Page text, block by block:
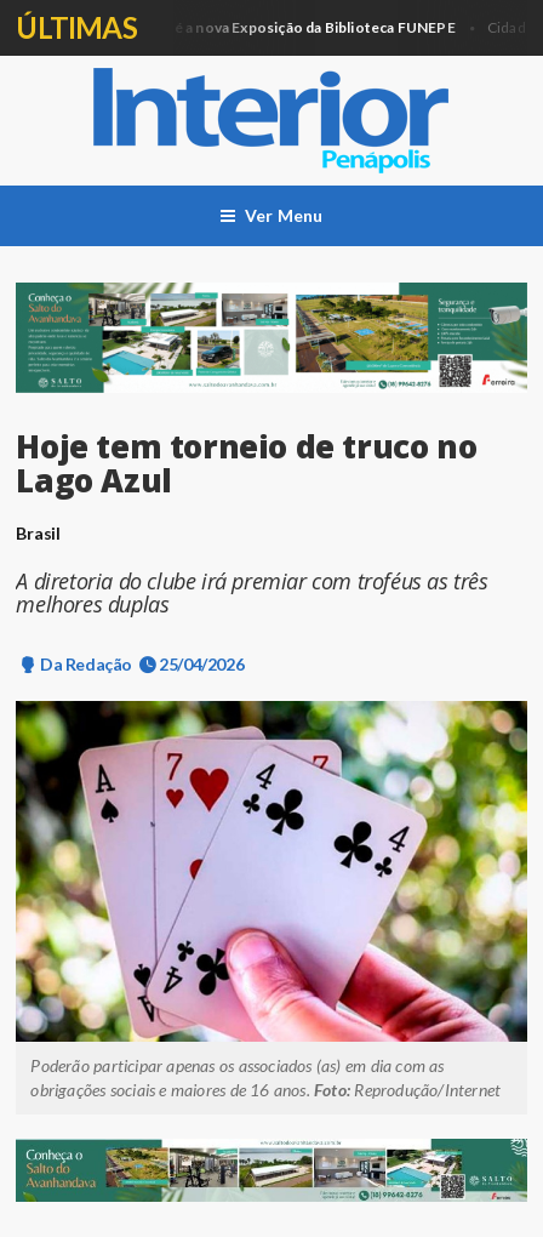
ÚLTIMAS
Artesanato e Pintura é a nova Exposição da Biblioteca FUNEPE Cidade
Ver Menu
Hoje tem torneio de truco no
Lago Azul
Brasil
A diretoria do clube irá premiar com troféus as três
melhores duplas
Da Redação 25/04/2026
Poderão participar apenas os associados (as) em dia com as
obrigações sociais e maiores de 16 anos.Foto: Reprodução/Internet